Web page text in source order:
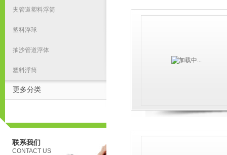
夹管道塑料浮筒
塑料浮球
抽沙管道浮体
塑料浮筒
更多分类
联系我们
CONTACT US